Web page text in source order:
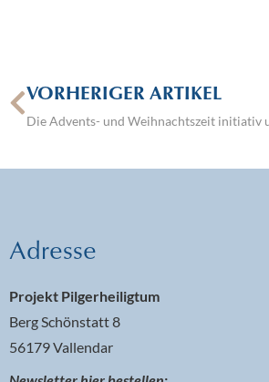
VORHERIGER ARTIKEL
Die Advents- und Weihnachtszeit initiativ
Adresse
Projekt Pilgerheiligtum
Berg Schönstatt 8
56179 Vallendar